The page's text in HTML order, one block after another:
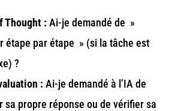
Thought : Ai-je demandé de »
étape par étape » (si la tâche est
?
: Ai-je demandé à l’IA de
sa propre réponse ou de vérifier sa